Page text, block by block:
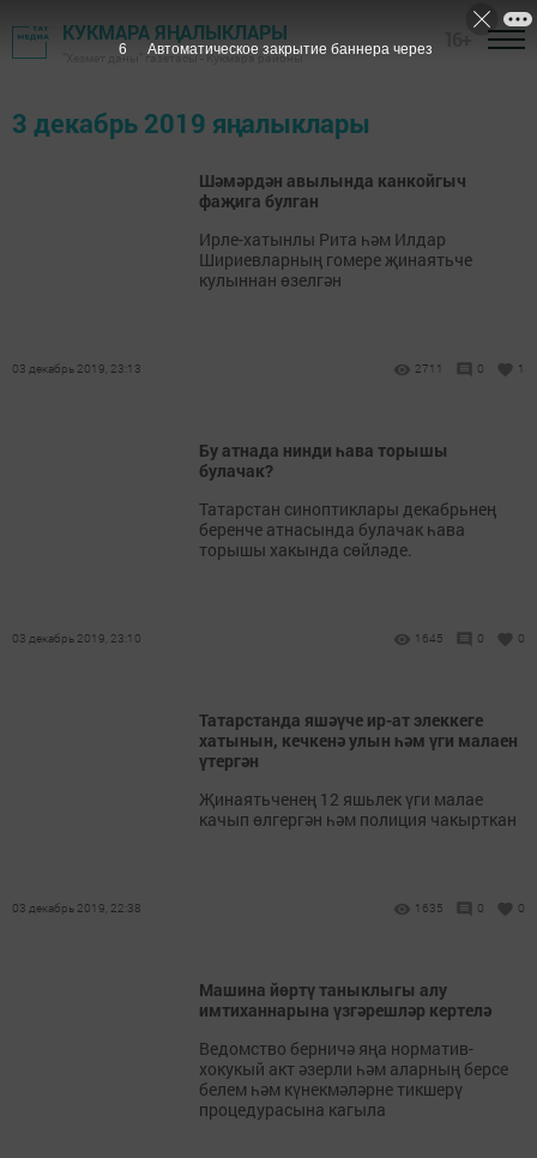
КУКМАРА ЯҢАЛЫКЛАРЫ
"Хезмәт даны" газетасы - Кукмара районы
3 декабрь 2019 яңалыклары
Шәмәрдән авылында канкойгыч
фаҗига булган
Ирле-хатынлы Рита һәм Илдар
Шириевларның гомере җинаятьче
кулыннан өзелгән
03 декабрь 2019, 23:13 2711 0 1
Бу атнада нинди һава торышы
булачак?
Татарстан синоптиклары декабрьнең
беренче атнасында булачак һава
торышы хакында сөйләде.
03 декабрь 2019, 23:10 1645 0 0
Татарстанда яшәүче ир-ат элеккеге
хатынын, кечкенә улын һәм үги малаен
үтергән
Җинаятьченең 12 яшьлек үги малае
качып өлгергән һәм полиция чакырткан
03 декабрь 2019, 22:38 1635 0 0
Машина йөртү таныклыгы алу
имтиханнарына үзгәрешләр кертелә
Ведомство берничә яңа норматив-
хокукый акт әзерли һәм аларның берсе
белем һәм күнекмәләрне тикшерү
процедурасына кагыла
5 Автоматическое закрытие баннера через